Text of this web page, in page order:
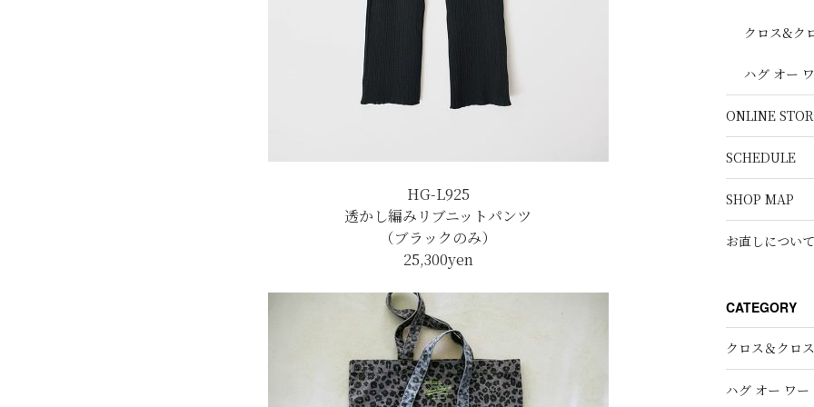
HG-L925
透かし編みリブニットパンツ
（ブラックのみ）
25,300yen
クロス&ク
ハグ オー
ONLINE
SCHEDULE
SHOP MAP
お直しについて
CATEGORY
クロス＆クロス
ハグ オー ワー